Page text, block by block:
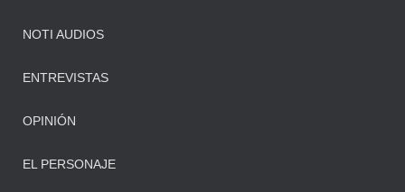
NOTI AUDIOS
ENTREVISTAS
OPINIÓN
EL PERSONAJE